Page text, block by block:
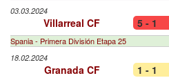
03.03.2024
Villarreal CF 5 - 1
Spania - Primera División Etapa 25
18.02.2024
Granada CF 1 - 1